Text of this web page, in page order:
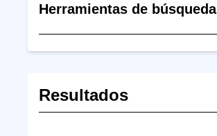
Herramientas de búsqueda
Resultados